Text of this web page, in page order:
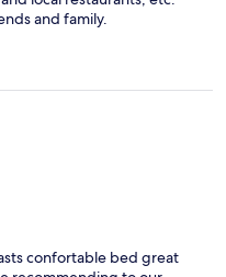
and family.
confortable bed great